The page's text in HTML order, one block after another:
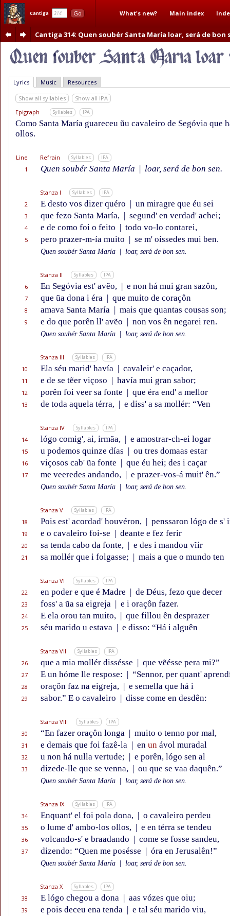
Cantiga Go What's new? Main index
Cantiga 314: Quen soubér Santa María loar, será de bon
Lyrics Music Resources
Show all syllables
Show all IPA
Epigraph
Syllables IPA
Como Santa María guareceu ũu cavaleiro de Segóvia que
ollos.
Line Refrain Syllables IPA
1 Quen soubér Santa María | loar, será de bon sen.
Stanza I Syllables IPA
2 E desto vos dizer quéro | un miragre que éu sei
3 que fezo Santa María, | segund' en verdad' achei;
4 e de como foi o feito | todo vo-lo contarei,
5 pero prazer-m-ía muito | se m' oíssedes mui ben.
Quen soubér Santa María loar, será de bon sen.
Stanza II Syllables IPA
6 En Segóvia est' avẽo, | e non há mui gran sazôn,
7 que ũa dona i éra | que muito de coraçôn
8 amava Santa María | mais que quantas cousas son;
9 e do que porên ll' avẽo | non vos ên negarei ren.
Quen soubér Santa María loar, será de bon sen.
Stanza III Syllables IPA
10 Ela séu marid' havía | cavaleir' e caçador,
11 e de se tẽer viçoso | havía mui gran sabor;
12 porên foi veer sa fonte | que éra end' a mellor
13 de toda aquela térra, | e diss' a sa mollér: “Ven
Stanza IV Syllables IPA
14 lógo comig', ai, irmãa, | e amostrar-ch-ei logar
15 u podemos quinze días | ou tres domaas estar
16 viçosos cab' ũa fonte | que éu hei; des i caçar
17 me veeredes andando, | e prazer-vos-á muit' ên.”
Quen soubér Santa María loar, será de bon sen.
Stanza V Syllables IPA
18 Pois est' acordad' houvéron, | penssaron lógo de s'
19 e o cavaleiro foi-se | deante e fez ferir
20 sa tenda cabo da fonte, | e des i mandou vĩir
21 sa mollér que i folgasse; | mais a que o mundo ten
Stanza VI Syllables IPA
22 en poder e que é Madre | de Déus, fezo que decer
23 foss' a ũa sa eigreja | e i oraçôn fazer.
24 E ela orou tan muito, | que fillou ên desprazer
25 séu marido u estava | e disso: “Há i alguên
Stanza VII Syllables IPA
26 que a mia mollér dissésse | que vẽésse pera mi?”
27 E un hóme lle respose: | “Sennor, per quant'
28 oraçôn faz na eigreja, | e semella que há i
29 sabor.” E o cavaleiro | disse come en desdên:
Stanza VIII Syllables IPA
30 “En fazer oraçôn longa | muito o tenno por mal,
31 e demais que foi fazê-la | en un ávol muradal
32 u non há nulla vertude; | e porên, lógo sen al
33 dizede-lle que se venna, | ou que se vaa daquên.”
Quen soubér Santa María loar, será de bon sen.
Stanza IX Syllables IPA
34 Enquant' el foi pola dona, | o cavaleiro perdeu
35 o lume d' ambo-los ollos, | e en térra se tendeu
36 volcando-s' e braadando | come se fosse sandeu,
37 dizendo: “Quen me posésse | óra en Jerusalên!”
Quen soubér Santa María loar, será de bon sen.
Stanza X Syllables IPA
38 E lógo chegou a dona | aas vózes que oiu;
39 e pois deceu ena tenda | e tal séu marido viu,